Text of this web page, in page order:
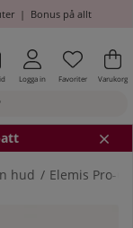
| Bonus på allt
Logga in Antal i
.
Favoriter .
Varukorg
hud Elemis Pro-